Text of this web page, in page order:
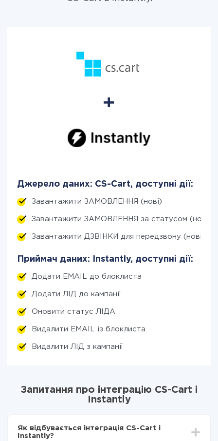
Джерело даних: CS-Cart, доступні дії:
Завантажити ЗАМОВЛЕННЯ (нові)
Завантажити ЗАМОВЛЕННЯ за статусом (нові)
Завантажити ДЗВІНКИ для передзвону (нові)
Приймач даних: Instantly, доступні дії:
Додати EMAIL до блоклиста
Додати ЛІД до кампанії
Оновити статус ЛІДА
Видалити EMAIL із блоклиста
Видалити ЛІД з кампанії
Запитання про інтеграцію CS-Cart і
Instantly
Як відбувається інтеграція CS-Cart і
Instantly?